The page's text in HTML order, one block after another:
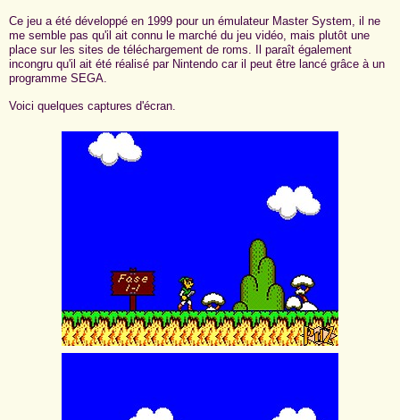
Ce jeu a été développé en 1999 pour un émulateur Master System, il ne
me semble pas qu'il ait connu le marché du jeu vidéo, mais plutôt une
place sur les sites de téléchargement de roms. Il paraît également
incongru qu'il ait été réalisé par Nintendo car il peut être lancé grâce à un
programme SEGA.
Voici quelques captures d'écran.